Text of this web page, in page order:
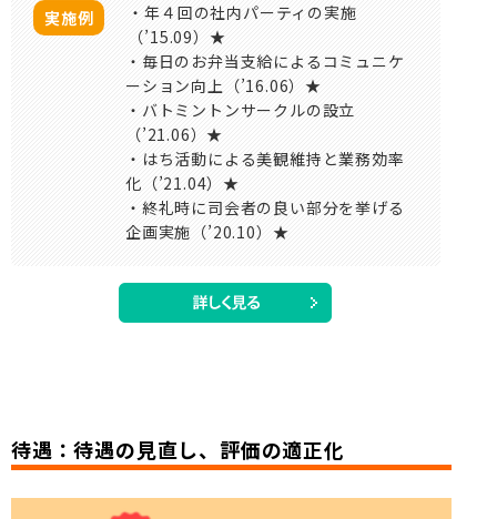
実施例
・年４回の社内パーティの実施
（’15.09）★
・毎日のお弁当支給によるコミュニケ
ーション向上（’16.06）★
・バトミントンサークルの設立
（’21.06）★
・はち活動による美観維持と業務効率
化（’21.04）★
・終礼時に司会者の良い部分を挙げる
企画実施（’20.10）★
待遇：待遇の見直し、評価の適正化